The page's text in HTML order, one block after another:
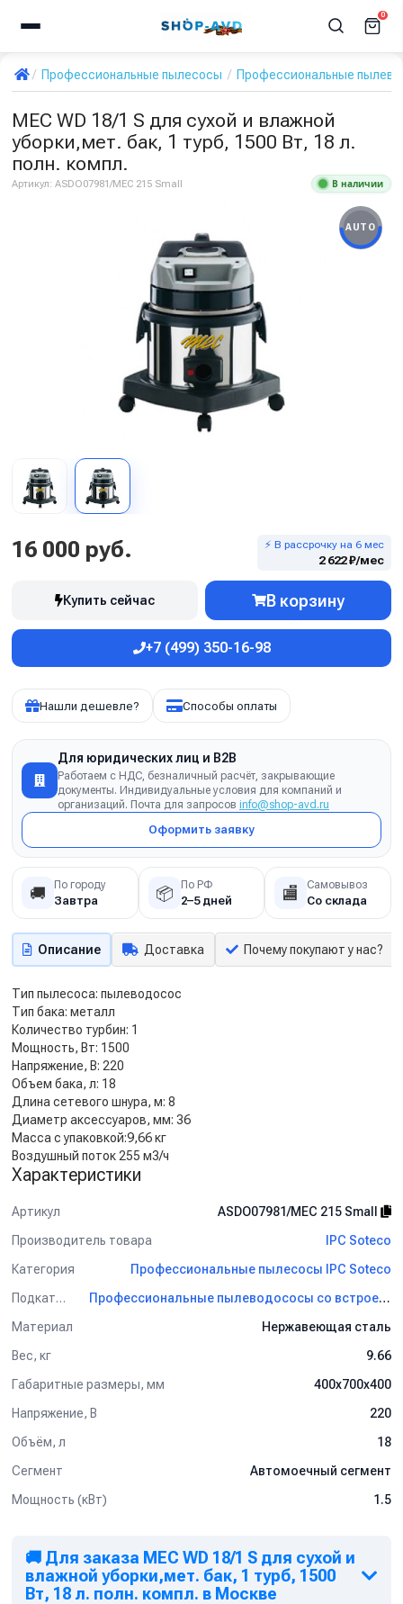
0
Профессиональные пылесосы Профессиональные
MEC WD 18/1 S для сухой и влажной
уборки,мет. бак, 1 турб, 1500 Вт, 18 л.
полн. компл.
Артикул: ASDO07981/MEC 215 Small В наличии
AUTO
16 000 руб. ⚡ В рассрочку на 6 мес
2 622 ₽/мес
Купить сейчас В корзину
+7 (499) 350-16-98
Нашли дешевле? Способы оплаты
Для юридических лиц и B2B
Работаем с НДС, безналичный расчёт, закрывающие
документы. Индивидуальные условия для компаний и
организаций. Почта для запросов info@shop-avd.ru
Оформить заявку
🚚 По городу
Завтра 📦 По РФ
2–5 дней 🏬 Самовывоз
Со склада
Описание Доставка Почему покупают у нас?
Тип пылесоса: пылеводосос
Тип бака: металл
Количество турбин: 1
Мощность, Вт: 1500
Напряжение, В: 220
Объем бака, л: 18
Длина сетевого шнура, м: 8
Диаметр аксессуаров, мм: 36
Масса с упаковкой:9,66 кг
Воздушный поток 255 м3/ч
Характеристики
Артикул
ASDO07981/MEC 215 Small
Производитель товара
IPC Soteco
Категория
Профессиональные пылесосы IPC Soteco
Подкатегория
Профессиональные пылеводососы со встроенной помпой IPC Soteco
Материал
Нержавеющая сталь
Вес, кг
9.66
Габаритные размеры, мм
400x700x400
Напряжение, В
220
Объём, л
18
Сегмент
Автомоечный сегмент
Мощность (кВт)
1.5
🚚 Для заказа MEC WD 18/1 S для сухой и
влажной уборки,мет. бак, 1 турб, 1500
Вт, 18 л. полн. компл. в Москве